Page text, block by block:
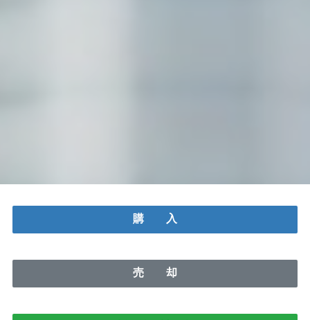
購 入
売 却